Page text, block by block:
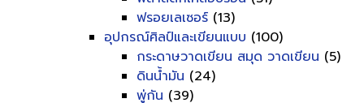
ฟรอยเลเซอร์ (13)
อุปกรณ์ศิลป์และเขียนแบบ (100)
กระดาษวาดเขียน สมุด วาดเขียน (5)
ดินน้ำมัน (24)
พู่กัน (39)